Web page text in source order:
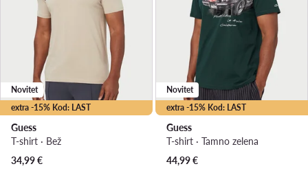
extra -15% Kod: LAST
Novitet
Guess
T-shirt · Bež
34,99€
extra -15% Kod: LAST
Novitet
Guess
T-shirt · Tamno zelena
44,99€